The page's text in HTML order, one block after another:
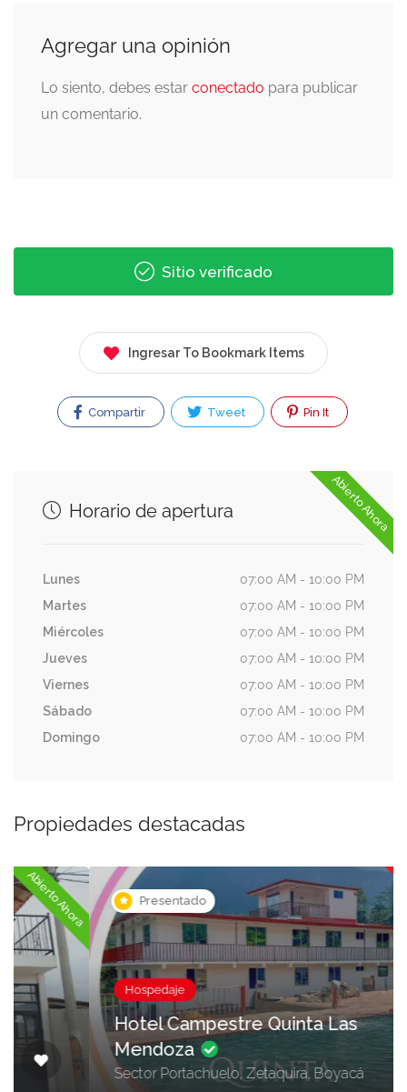
Agregar una opinión
Lo siento, debes estar conectado para publicar
un comentario.
Sitio verificado
Ingresar To Bookmark Items
Compartir Tweet Pin It
Abierto Ahora
Horario de apertura
Lunes
07:00 AM - 10:00 PM
Martes
07:00 AM - 10:00 PM
Miércoles
07:00 AM - 10:00 PM
Jueves
07:00 AM - 10:00 PM
Viernes
07:00 AM - 10:00 PM
Sábado
07:00 AM - 10:00 PM
Domingo
07:00 AM - 10:00 PM
Propiedades destacadas
Presentado Ahora cerrado
Hospedaje
Hotel Campestre Quinta Las
Mendoza
Sector Portachuelo, Zetaquira, Boyacá